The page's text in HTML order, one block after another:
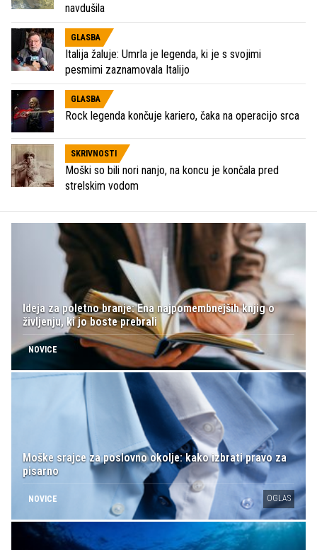
navdušila
GLASBA
Italija žaluje: Umrla je legenda, ki je s svojimi
pesmimi zaznamovala Italijo
GLASBA
Rock legenda končuje kariero, čaka na operacijo srca
SKRIVNOSTI
Moški so bili nori nanjo, na koncu je končala pred
strelskim vodom
Ideja za poletno branje: Ena najpomembnejših knjig o
življenju, ki jo boste prebrali
NOVICE
Moške srajce za poslovno okolje: kako izbrati pravo za
pisarno
NOVICE OGLAS